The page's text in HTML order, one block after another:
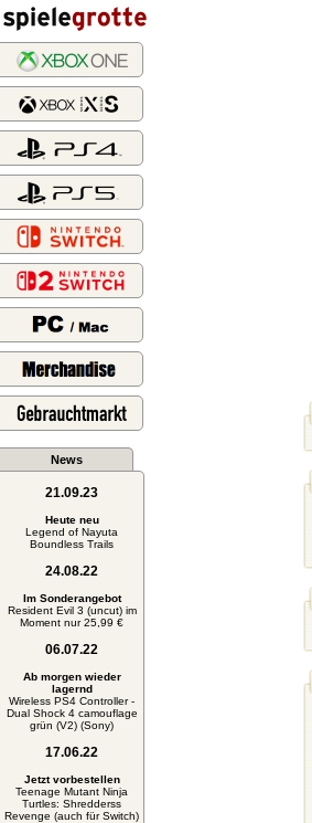
News
21.09.23
Heute neu
Legend of Nayuta
Boundless Trails
24.08.22
Im Sonderangebot
Resident Evil 3 (uncut) im
Moment nur 25,99 €
06.07.22
Ab morgen wieder
lagernd
Wireless PS4 Controller -
Dual Shock 4 camouflage
grün (V2) (Sony)
17.06.22
Jetzt vorbestellen
Teenage Mutant Ninja
Turtles: Shredderss
Revenge (auch für Switch)